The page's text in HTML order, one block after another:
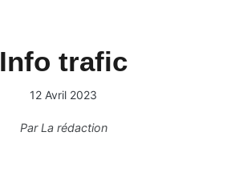
Info trafic
12 Avril 2023
ParLa rédaction